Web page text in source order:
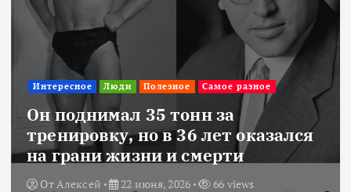
Интересное Люди Полезное Самое разное
Он поднимал 35 тонн за
тренировку, но в 36 лет оказался
на грани жизни и смерти
ОтАлексей 22 июня, 2026 66 views